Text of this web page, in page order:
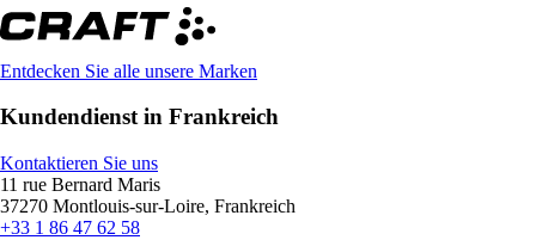
Entdecken Sie alle unsere Marken
Kundendienst in Frankreich
Kontaktieren Sie uns
11 rue Bernard Maris
37270 Montlouis-sur-Loire, Frankreich
+33 1 86 47 62 58